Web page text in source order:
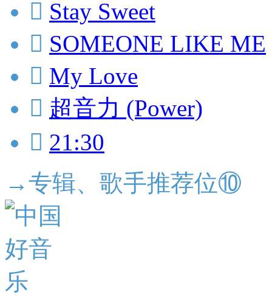
 Stay Sweet
 SOMEONE LIKE ME
 My Love
 超音力 (Power)
 21:30
→专辑、歌手推荐位⑩